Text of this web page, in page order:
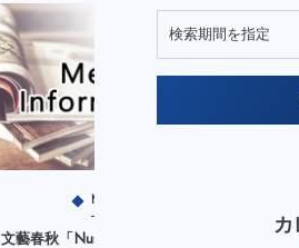
Media
文藝春秋「NumberWeb」掲載
note
WEB W杯
カ